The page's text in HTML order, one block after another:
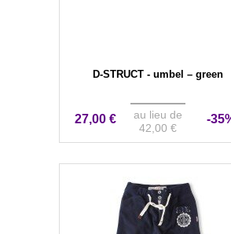
D-STRUCT - umbel – green
27,00 €
au lieu de
42,00 €
-